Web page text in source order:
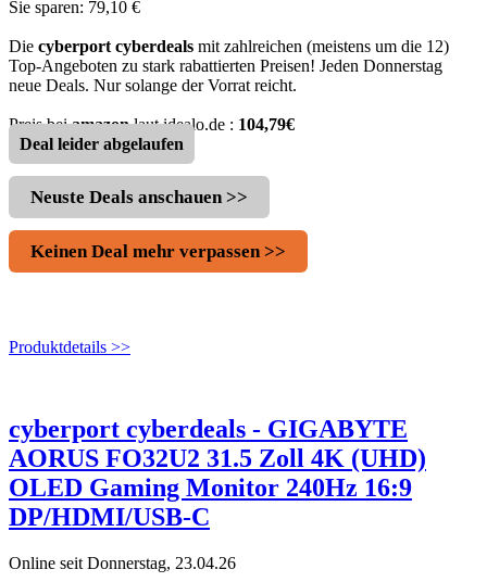
Sie sparen: 79,10 €
Die cyberport cyberdeals mit zahlreichen (meistens um die 12)
Top-Angeboten zu stark rabattierten Preisen! Jeden Donnerstag
neue Deals. Nur solange der Vorrat reicht.
Preis beiamazonlaut idealo.de : 104,79€
Deal leider abgelaufen
Neuste Deals anschauen >>
Keinen Deal mehr verpassen >>
Produktdetails >>
cyberport cyberdeals - GIGABYTE
AORUS FO32U2 31.5 Zoll 4K (UHD)
OLED Gaming Monitor 240Hz 16:9
DP/HDMI/USB-C
Online seit Donnerstag, 23.04.26